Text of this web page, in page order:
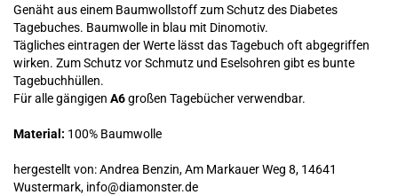
Genäht aus einem Baumwollstoff zum Schutz des Diabetes
Tagebuches. Baumwolle in blau mit Dinomotiv.
Tägliches eintragen der Werte lässt das Tagebuch oft abgegriffen
wirken. Zum Schutz vor Schmutz und Eselsohren gibt es bunte
Tagebuchhüllen.
Für alle gängigen A6großen Tagebücher verwendbar.
Material: 100% Baumwolle
hergestellt von: Andrea Benzin, Am Markauer Weg 8, 14641
Wustermark, info@diamonster.de